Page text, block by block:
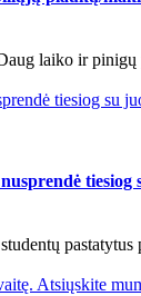
laiko ir
tiesiog su
tiesiog
Atsiųskite